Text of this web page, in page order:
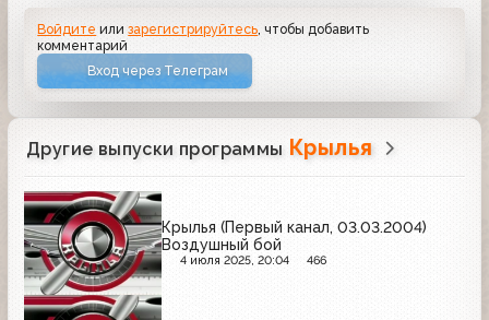
Войдите илизарегистрируйтесь , чтобы добавить
комментарий
Вход через Телеграм
Другие выпуски программы Крылья
Крылья (Первый канал, 03.03.2004)
Воздушный бой
4 июля 2025, 20:04 466